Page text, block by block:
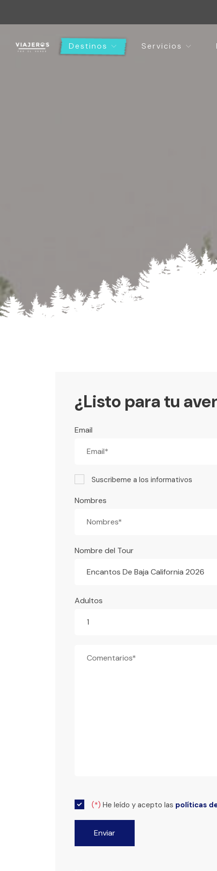
Destinos Servicios
¿Listo para tu
Email
Suscribeme a los informativos
Nombres
Nombre del Tour
Encantos De Baja California 2026
Adultos
(*) He leído y acepto las políticas